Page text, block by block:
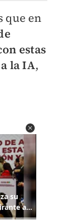
que en
estas
la IA,